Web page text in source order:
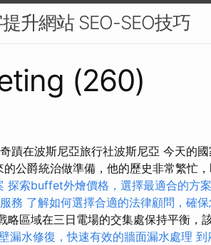
升網站 SEO-SEO技巧
(260)
蹟在波斯尼亞旅行社波斯尼亞 今天的
公爵統治做準備，他的歷史非常繁忙，
探索buffet外燴價格，選擇最適合的方案
務 了解如何選擇合適的法律顧問，確
略區域在三日電場的交集處保持平衡，
漏水修復，快速有效的牆面漏水處理 到